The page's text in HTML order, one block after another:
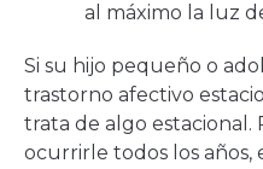
al máximo la luz
Si su hijo pequeño o
trastorno afectivo
trata de algo estacional.
ocurrirle todos los años,